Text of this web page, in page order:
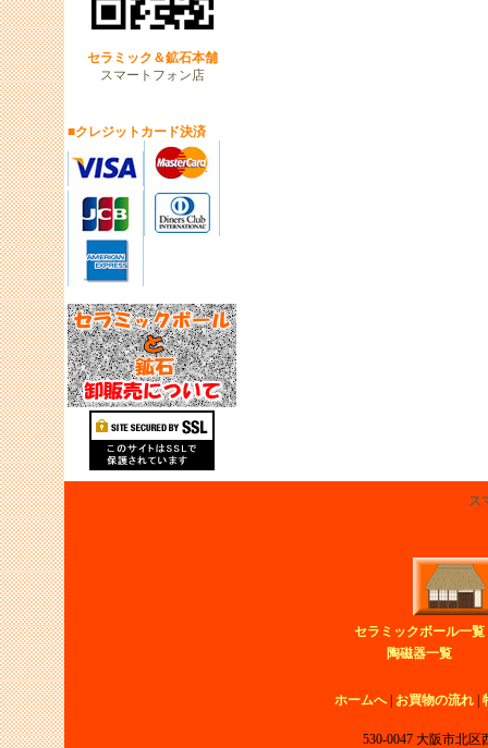
セラミック＆鉱石本舗
スマートフォン店
■クレジットカード決済
ス
セラミックボール一覧
陶磁器一覧
ホームへ| お買物の流れ|
530-0047 大阪市北